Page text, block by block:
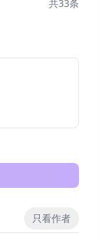
共33条
只看作者